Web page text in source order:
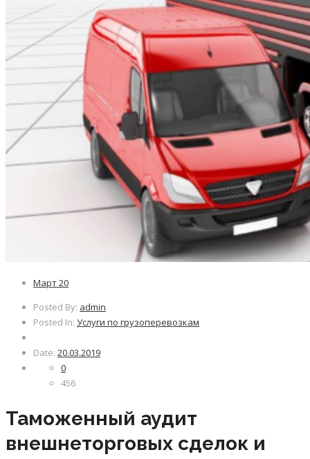
Март20
Posted By: admin
Posted In: Услуги по грузоперевозкам
Date: 20.03.2019
0
456
Таможенный аудит
внешнеторговых сделок и